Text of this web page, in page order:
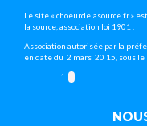
Le site « choeurdelasource.fr »
la source, association loi 1901 .
Association autorisée par la
en date du 2 mars 20 15, sous